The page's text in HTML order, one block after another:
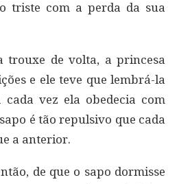
triste com a perda da sua
trouxe de volta, a princesa
e ele teve que lembrá-la
cada vez ela obedecia com
é tão repulsivo que cada
a anterior.
de que o sapo dormisse